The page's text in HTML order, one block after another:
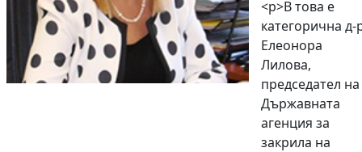
<p>В това е
категорична д-
Елеонора
Лилова,
председател на
Държавната
агенция за
закрила на